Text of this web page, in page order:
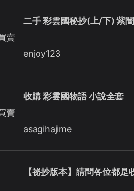
賣
二手 彩雲國秘抄(上/下) 紫
enjoy123
賣
收購 彩雲國物語 小說全套
asagihajime
【祕抄版本】請問各位都